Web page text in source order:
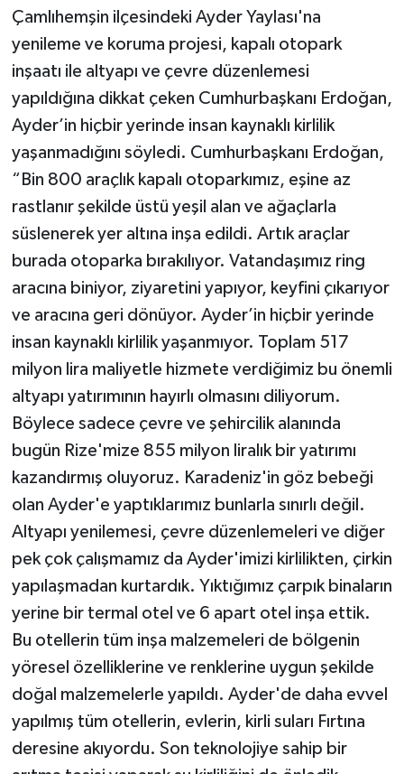
Çamlıhemşin ilçesindeki Ayder Yaylası'na
yenileme ve koruma projesi, kapalı otopark
inşaatı ile altyapı ve çevre düzenlemesi
yapıldığına dikkat çeken Cumhurbaşkanı Erdoğan,
Ayder’in hiçbir yerinde insan kaynaklı kirlilik
yaşanmadığını söyledi. Cumhurbaşkanı Erdoğan,
“Bin 800 araçlık kapalı otoparkımız, eşine az
rastlanır şekilde üstü yeşil alan ve ağaçlarla
süslenerek yer altına inşa edildi. Artık araçlar
burada otoparka bırakılıyor. Vatandaşımız ring
aracına biniyor, ziyaretini yapıyor, keyfini çıkarıyor
ve aracına geri dönüyor. Ayder’in hiçbir yerinde
insan kaynaklı kirlilik yaşanmıyor. Toplam 517
milyon lira maliyetle hizmete verdiğimiz bu önemli
altyapı yatırımının hayırlı olmasını diliyorum.
Böylece sadece çevre ve şehircilik alanında
bugün Rize'mize 855 milyon liralık bir yatırımı
kazandırmış oluyoruz. Karadeniz'in göz bebeği
olan Ayder'e yaptıklarımız bunlarla sınırlı değil.
Altyapı yenilemesi, çevre düzenlemeleri ve diğer
pek çok çalışmamız da Ayder'imizi kirlilikten, çirkin
yapılaşmadan kurtardık. Yıktığımız çarpık binaların
yerine bir termal otel ve 6 apart otel inşa ettik.
Bu otellerin tüm inşa malzemeleri de bölgenin
yöresel özelliklerine ve renklerine uygun şekilde
doğal malzemelerle yapıldı. Ayder'de daha evvel
yapılmış tüm otellerin, evlerin, kirli suları Fırtına
deresine akıyordu. Son teknolojiye sahip bir